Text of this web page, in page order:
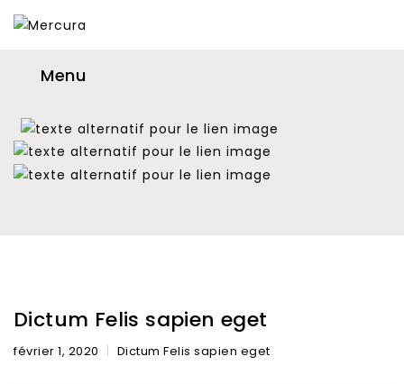
Menu
Dictum Felis sapien eget
février 1, 2020 Dictum Felis sapien eget